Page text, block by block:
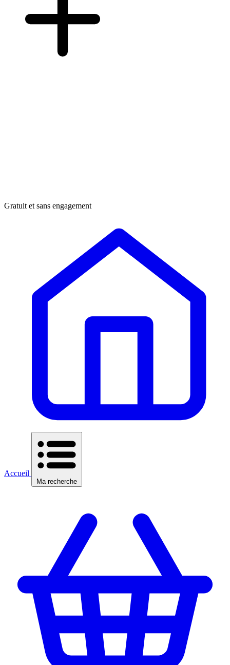
Gratuit et sans engagement
Accueil
Ma recherche